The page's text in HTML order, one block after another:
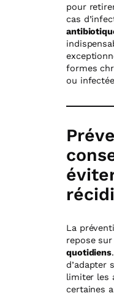
pour
cas
formes
ou
La
repose sur
quotidiens
d’adapter
limiter les
certaines